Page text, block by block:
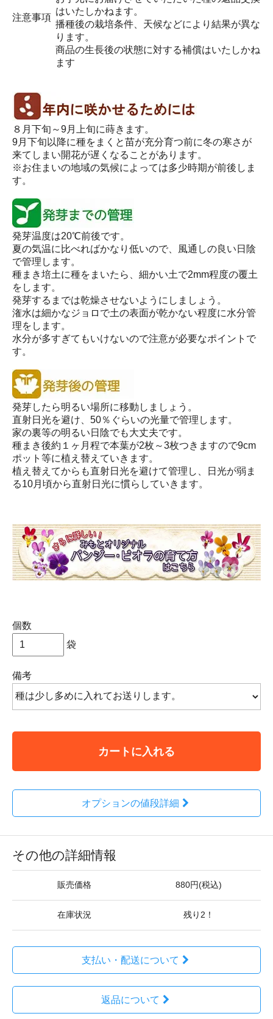
注意事項
はいたしかねます。
播種後の栽培条件、天候などにより結果が異な
ります。
商品の生長後の状態に対する補償はいたしかね
ます
８月下旬～9月上旬に蒔きます。
9月下旬以降に種をまくと苗が充分育つ前に冬の寒さが
来てしまい開花が遅くなることがあります。
※お住まいの地域の気候によっては多少時期が前後しま
す。
発芽温度は20℃前後です。
夏の気温に比べればかなり低いので、風通しの良い日陰
で管理します。
種まき培土に種をまいたら、細かい土で2mm程度の覆土
をします。
発芽するまでは乾燥させないようにしましょう。
潅水は細かなジョロで土の表面が乾かない程度に水分管
理をします。
水分が多すぎてもいけないので注意が必要なポイントで
す。
発芽したら明るい場所に移動しましょう。
直射日光を避け、50％ぐらいの光量で管理します。
家の裏等の明るい日陰でも大丈夫です。
種まき後約１ヶ月程で本葉が2枚～3枚つきますので9cm
ポット等に植え替えていきます。
植え替えてからも直射日光を避けて管理し、日光が弱ま
る10月頃から直射日光に慣らしていきます。
個数
袋
備考
カートに入れる
オプションの値段詳細
その他の詳細情報
販売価格 880円(税込)
在庫状況 残り2！
支払い・配送について
返品について